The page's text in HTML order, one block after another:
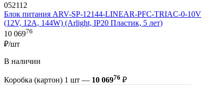
052112
Блок питания ARV-SP-12144-LINEAR-PFC-TRIAC-0-10V
(12V, 12A, 144W) (Arlight, IP20 Пластик, 5 лет)
10 06976
₽/шт
В наличии
Коробка (картон) 1 шт — 10 06976 ₽